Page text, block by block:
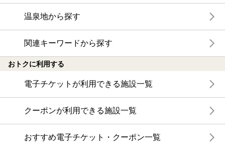
温泉地から探す
関連キーワードから探す
おトクに利用する
電子チケットが利用できる施設一覧
クーポンが利用できる施設一覧
おすすめ電子チケット・クーポン一覧